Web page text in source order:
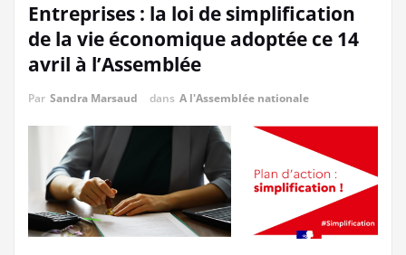
Entreprises : la loi de simplification
de la vie économique adoptée ce 14
avril à l’Assemblée
Par Sandra Marsaud dans A l'Assemblée nationale